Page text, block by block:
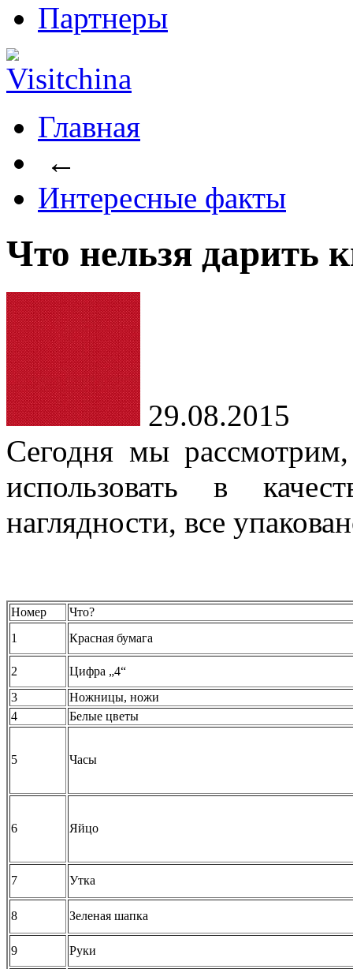
Партнеры
Главная
←
Интересные факты
Что нельзя дарить
29.08.2015
Сегодня мы
использовать в
наглядности, все
Номер
Что?
1
Красная бумага
2
Цифра „4“
3
Ножницы, ножи
4
Белые цветы
5 Часы
6 Яйцо
7 Утка
8 Зеленая шапка
9
Руки